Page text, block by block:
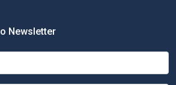
Newsletter